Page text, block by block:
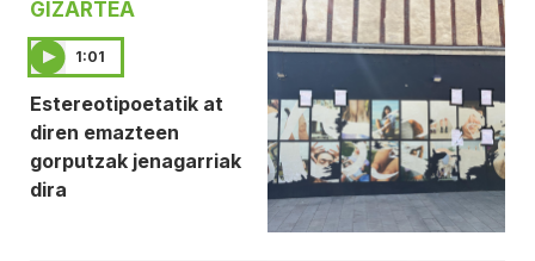
GIZARTEA
1:01
Estereotipoetatik at
diren emazteen
gorputzak jenagarriak
dira